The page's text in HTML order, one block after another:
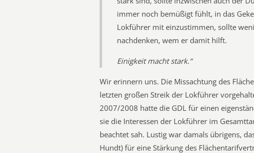
immer noch bemüßigt fühlt, in das
Lokführer mit einzustimmen, sollte
nachdenken, wem er damit hilft.
Einigkeit macht stark.“
Wir erinnern uns. Die Missachtung des
letzten großen Streik der Lokführer
2007/2008 hatte die GDL für einen
sie die Interessen der Lokführer im
beachtet sah. Lustig war damals übrigens,
Hundt) für eine Stärkung des